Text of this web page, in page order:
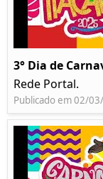
3° Dia de
Rede Portal.
Publicado em 02/